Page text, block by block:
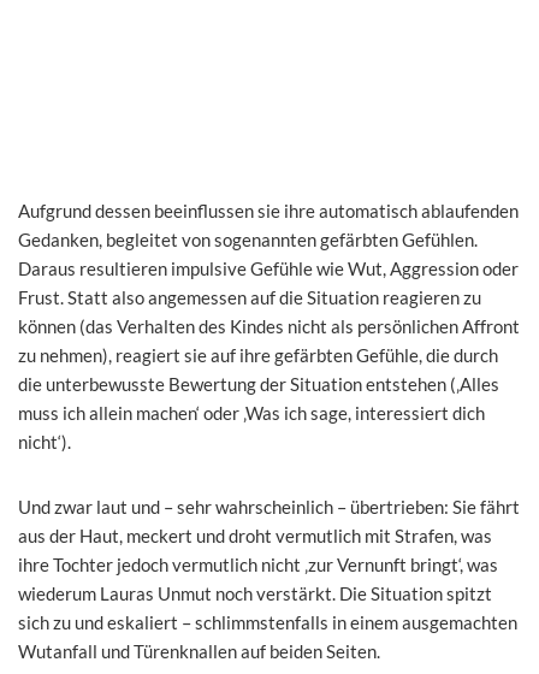
Aufgrund dessen beeinflussen sie ihre automatisch ablaufenden
Gedanken, begleitet von sogenannten gefärbten Gefühlen.
Daraus resultieren impulsive Gefühle wie Wut, Aggression oder
Frust. Statt also angemessen auf die Situation reagieren zu
können (das Verhalten des Kindes nicht als persönlichen Affront
zu nehmen), reagiert sie auf ihre gefärbten Gefühle, die durch
die unterbewusste Bewertung der Situation entstehen (‚Alles
muss ich allein machen‘ oder ‚Was ich sage, interessiert dich
nicht‘).
Und zwar laut und – sehr wahrscheinlich – übertrieben: Sie fährt
aus der Haut, meckert und droht vermutlich mit Strafen, was
ihre Tochter jedoch vermutlich nicht ‚zur Vernunft bringt‘, was
wiederum Lauras Unmut noch verstärkt. Die Situation spitzt
sich zu und eskaliert – schlimmstenfalls in einem ausgemachten
Wutanfall und Türenknallen auf beiden Seiten.